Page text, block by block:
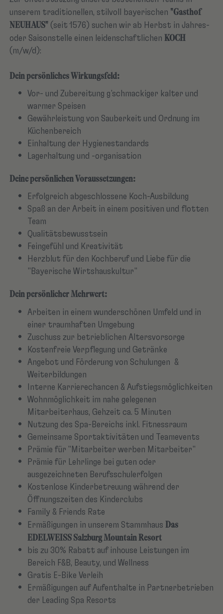
unserem traditionellen, stilvoll bayerischen "Gasthof
NEUHAUS"(seit 1576) suchen wir ab Herbst in Jahres-
oder Saisonstelle einen leidenschaftlichen KOCH
(m/w/d):
Dein persönliches Wirkungsfeld:
Vor- und Zubereitung g'schmackiger kalter und
warmer Speisen
Gewährleistung von Sauberkeit und Ordnung im
Küchenbereich
Einhaltung der Hygienestandards
Lagerhaltung und -organisation
Deine persönlichen Voraussetzungen:
Erfolgreich abgeschlossene Koch-Ausbildung
Spaß an der Arbeit in einem positiven und flotten
Team
Qualitätsbewusstsein
Feingefühl und Kreativität
Herzblut für den Kochberuf und Liebe für die
"Bayerische Wirtshauskultur"
Dein persönlicher Mehrwert:
Arbeiten in einem wunderschönen Umfeld und in
einer traumhaften Umgebung
Zuschuss zur betrieblichen Altersvorsorge
Kostenfreie Verpflegung und Getränke
Angebot und Förderung von Schulungen &
Weiterbildungen
Interne Karrierechancen & Aufstiegsmöglichkeiten
Wohnmöglichkeit im nahe gelegenen
Mitarbeiterhaus, Gehzeit ca. 5 Minuten
Nutzung des Spa-Bereichs inkl. Fitnessraum
Gemeinsame Sportaktivitäten und Teamevents
Prämie für "Mitarbeiter werben Mitarbeiter"
Prämie für Lehrlinge bei guten oder
ausgezeichneten Berufsschulerfolgen
Kostenlose Kinderbetreuung während der
Öffnungszeiten des Kinderclubs
Family & Friends Rate
Ermäßigungen in unserem Stammhaus Das
EDELWEISS Salzburg Mountain Resort
bis zu 30% Rabatt auf inhouse Leistungen im
Bereich F&B, Beauty, und Wellness
Gratis E-Bike Verleih
Ermäßigungen auf Aufenthalte in Partnerbetrieben
der Leading Spa Resorts